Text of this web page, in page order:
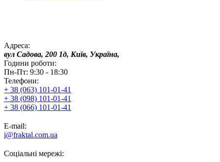
Адреса:
вул Садова, 200 1д, Київ, Україна,
Години роботи:
Пн-Пт: 9:30 - 18:30
Телефони:
+ 38 (063) 101-01-41
+ 38 (098) 101-01-41
+ 38 (066) 101-01-41
E-mail:
i@fraktal.com.ua
Соціальні мережі: